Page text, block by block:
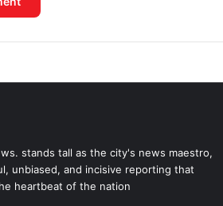
stands tall as the city's news maestro,
unbiased, and incisive reporting that
heartbeat of the nation